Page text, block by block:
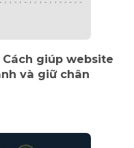
giúp website
và giữ chân